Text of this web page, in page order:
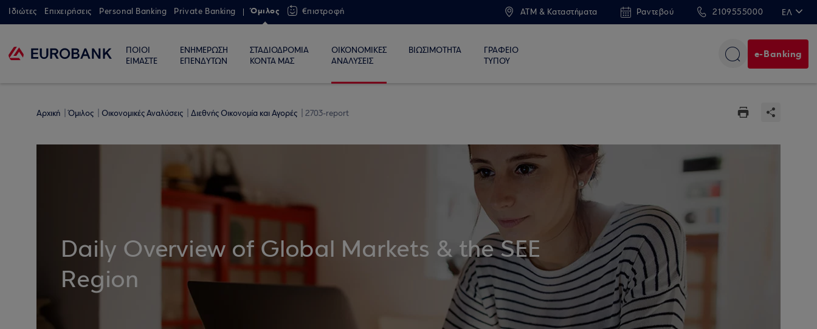
Ιδιώτες Επιχειρήσεις Personal Banking Private Banking Όμιλος €πιστροφή ATM & Καταστήματα Ραντεβού 2109555000 ΕΛ
ΠΟΙΟΙ
ΕΙΜΑΣΤΕ
ΕΝΗΜΕΡΩΣΗ
ΕΠΕΝΔΥΤΩΝ
ΣΤΑΔΙΟΔΡΟΜΙΑ
ΚΟΝΤΑ ΜΑΣ
ΟΙΚΟΝΟΜΙΚΕΣ
ΑΝΑΛΥΣΕΙΣ
ΒΙΩΣΙΜΟΤΗΤΑ
ΓΡΑΦΕΙΟ
ΤΥΠΟΥ
e-Banking
Αρχική Όμιλος Οικονομικές Αναλύσεις Διεθνής Οικονομία και Αγορές 2703-report
Daily Overview of Global Markets & the SEE
Region